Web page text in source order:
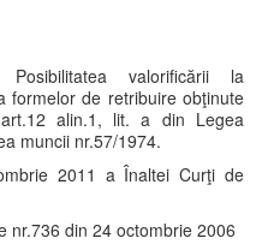
Posibilitatea valorificării la
formelor de retribuire obţinute
alin.1, lit. a din Legea
muncii nr.57/1974.
2011 a Înaltei Curţi de
nr.736 din 24 octombrie 2006